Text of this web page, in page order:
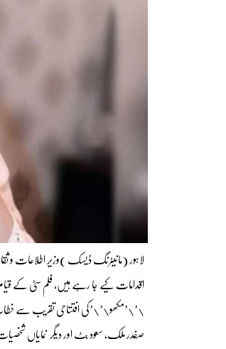
لاہور (مانیٹرنگ ڈیسک )وزیر اطلاعات و
اقدامات کیے جا رہے ہیں، فلم سٹی کے
\’\’مکھو\’\’کی افتتاحی تقریب سے خطاب کرتے
صفدر ملک، سعود بٹ اور دیگر نمایاں